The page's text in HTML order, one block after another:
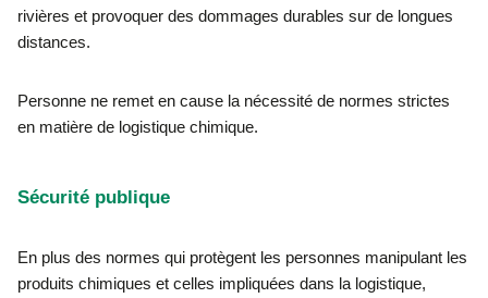
rivières et provoquer des dommages durables sur de longues
distances.
Personne ne remet en cause la nécessité de normes strictes
en matière de logistique chimique.
Sécurité publique
En plus des normes qui protègent les personnes manipulant les
produits chimiques et celles impliquées dans la logistique,